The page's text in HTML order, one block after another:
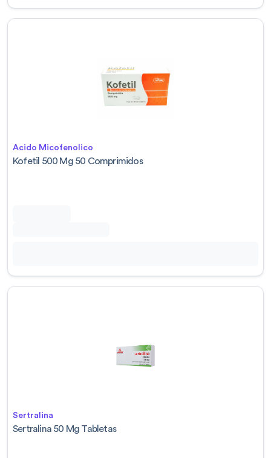
Acido Micofenolico
Kofetil 500 Mg 50 Comprimidos
Sertralina
Sertralina 50 Mg Tabletas